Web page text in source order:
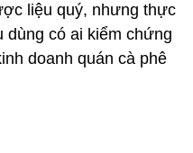
liệu quý, nhưng thực
có ai kiểm chứng
doanh quán cà phê